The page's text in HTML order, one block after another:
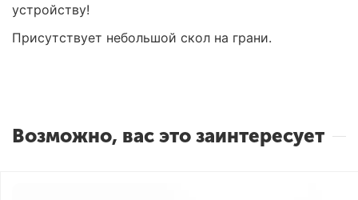
устройству!
Присутствует небольшой скол на грани.
Возможно, вас это заинтересует